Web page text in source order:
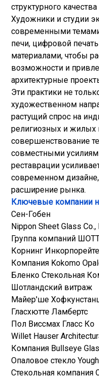
структурного
Художники и студии
современными
печи, цифровой
материалами, чтобы
возможности и
архитектурные
Эти практики не
художественном
растущий спрос на
религиозных и жилых
совершенствование
совместными
реставрации
современном
расширение рынка.
Ключевые компании
Сен-Гобен
Nippon Sheet Glass Co.,
Группа компаний
Корнинг
Компания Kokomo
Бленко Стекольная
Шотландский витраж
Майер'ше
Гласхютте Ламбертс
Пол Виссмах Гласс Ко
Willet Hauser
Компания Bullseye
Опаловое стекло
Стекольная компания